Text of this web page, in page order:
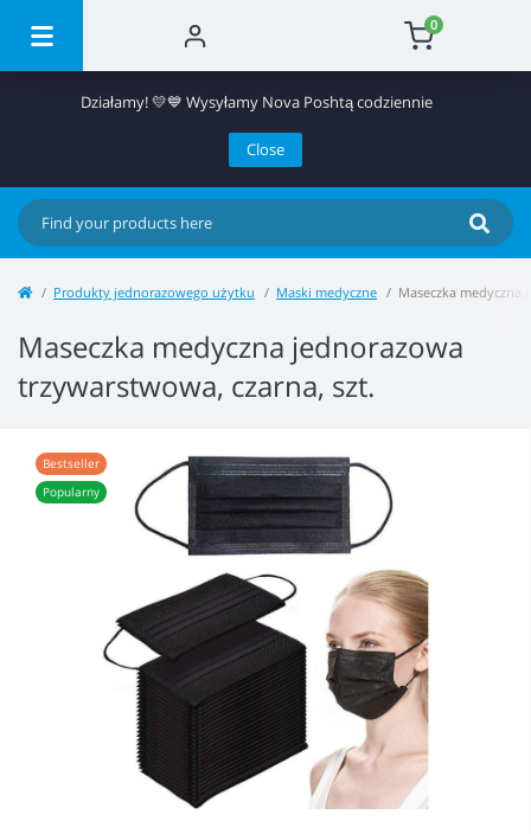
0
Działamy! 💛💙 Wysyłamy Nova Poshtą codziennie
Close
Produkty jednorazowego użytku Maski medyczne Maseczka medyczna
Maseczka medyczna jednorazowa
trzywarstwowa, czarna, szt.
Bestseller
Popularny